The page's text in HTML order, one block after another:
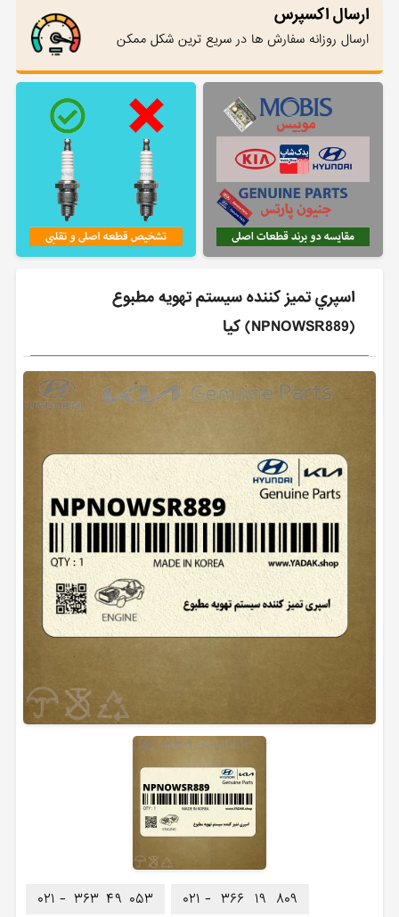
ارسال اکسپرس
ارسال روزانه سفارش ها در سریع ترین شکل ممکن
اسپري تميز كننده سيستم تهويه مطبوع
(NPNOWSR889) کیا
۰۲۱ - ۳۶۶ ۱۹ ۸۰۹
۰۲۱ - ۳۶۳ ۴۹ ۰۵۳